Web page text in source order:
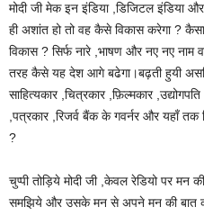
मोदी जी मेक इन इंडिया ,डिजिटल इंडिया
ही अशांत हो तो वह कैसे विकास करेगा ?
विकास ? सिर्फ नारे ,भाषण और नए नए नाम
तरह कैसे यह देश आगे बढेगा।बढ़ती हुयी
साहित्यकार ,चित्रकार ,फ़िल्मकार
,पत्रकार ,रिजर्व बैंक के गवर्नर और यहाँ
?
चुप्पी तोड़िये मोदी जी ,केवल रेडियो पर
समझिये और उसके मन से अपने मन की बात को